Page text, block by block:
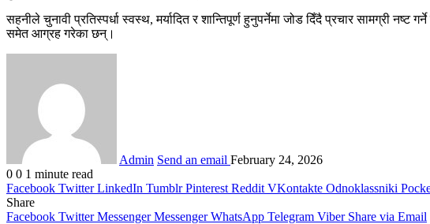
सहनीले चुनावी प्रतिस्पर्धा स्वस्थ, मर्यादित र शान्तिपूर्ण हुनुपर्नेमा जोड दिँदै प्रचार सामग्री
समेत आग्रह गरेका छन्।
Admin Send an email February 24, 2026
0 0 1 minute read
Facebook Twitter LinkedIn Tumblr Pinterest Reddit VKontakte Odnoklassniki
Share
Facebook Twitter Messenger Messenger WhatsApp Telegram Viber Share via Email